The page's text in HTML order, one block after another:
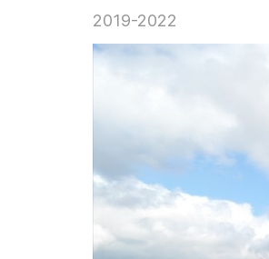
2019-2022